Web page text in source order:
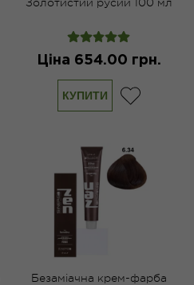
Золотистий русий 100 мл
Ціна 654.00 грн.
КУПИТИ
Безаміачна крем-фарба